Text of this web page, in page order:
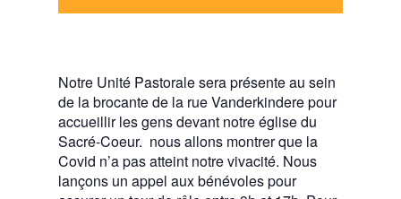
Notre Unité Pastorale sera présente au sein
de la brocante de la rue Vanderkindere pour
accueillir les gens devant notre église du
Sacré-Coeur. nous allons montrer que la
Covid n’a pas atteint notre vivacité. Nous
lançons un appel aux bénévoles pour